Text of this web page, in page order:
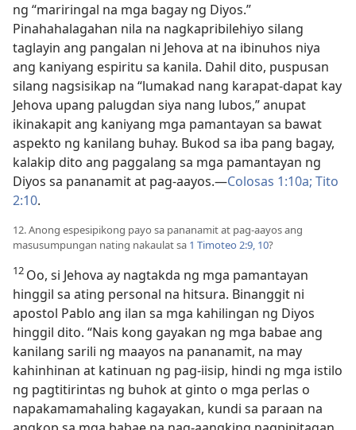
ng “mariringal na mga bagay ng Diyos.”
Pinahahalagahan nila na nagkapribilehiyo silang
taglayin ang pangalan ni Jehova at na ibinuhos niya
ang kaniyang espiritu sa kanila. Dahil dito, puspusan
silang nagsisikap na “lumakad nang karapat-dapat kay
Jehova upang palugdan siya nang lubos,” anupat
ikinakapit ang kaniyang mga pamantayan sa bawat
aspekto ng kanilang buhay. Bukod sa iba pang bagay,
kalakip dito ang paggalang sa mga pamantayan ng
Diyos sa pananamit at pag-aayos.​—Colosas 1:10a; Tito
2:10.
12. Anong espesipikong payo sa pananamit at pag-aayos ang
masusumpungan nating nakaulat sa 1 Timoteo 2:9, 10?
12 Oo, si Jehova ay nagtakda ng mga pamantayan
hinggil sa ating personal na hitsura. Binanggit ni
apostol Pablo ang ilan sa mga kahilingan ng Diyos
hinggil dito. “Nais kong gayakan ng mga babae ang
kanilang sarili ng maayos na pananamit, na may
kahinhinan at katinuan ng pag-iisip, hindi ng mga istilo
ng pagtitirintas ng buhok at ginto o mga perlas o
napakamamahaling kagayakan, kundi sa paraan na